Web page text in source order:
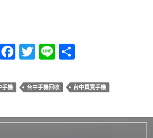
怕被坑！台中手機回收安全交易指南，確
F
e
b
o
T
itt
er
Li
e
手機 台中手機回收 台中買賣手機